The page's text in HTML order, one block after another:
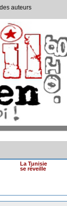
auteurs
La Tunisie
se réveille